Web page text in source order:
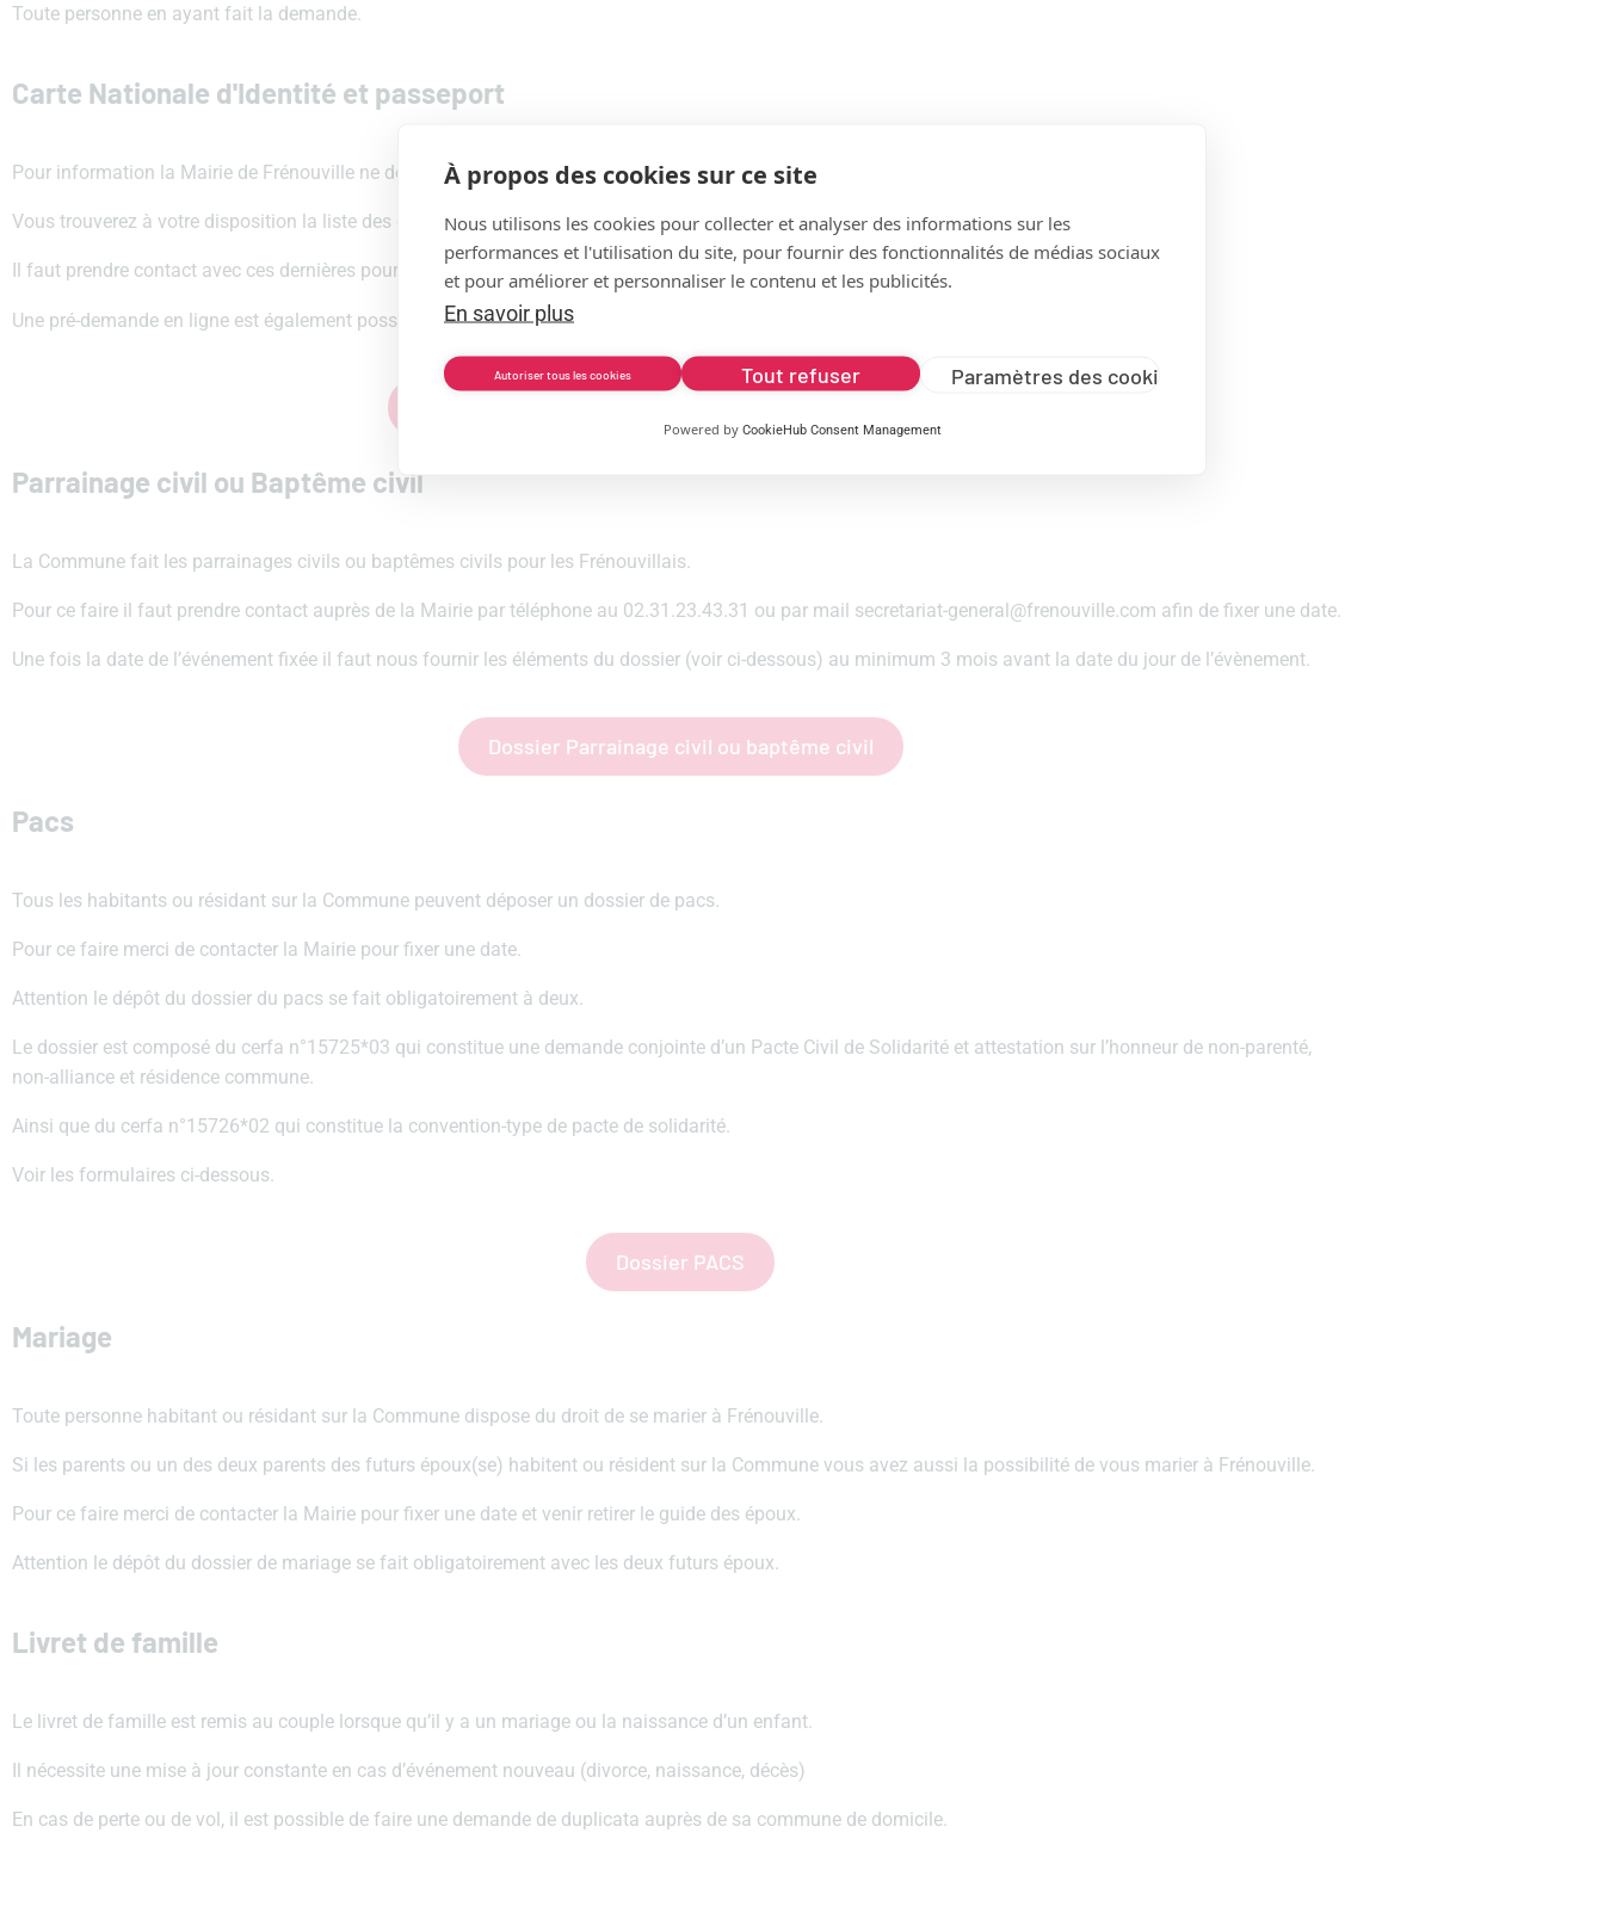
Toute personne en ayant fait la demande.
Carte Nationale d'Identité et passeport
Pour information la Mairie de Frénouville ne délivre pas les cartes nationales d’identité ni les passeports.
Vous trouverez à votre disposition la liste des communes qui les font ainsi que leur numéro de téléphone (voir ci-dessous).
Il faut prendre contact avec ces dernières pour obtenir un rendez-vous.
Une pré-demande en ligne est également possible via le site :https://ants.gouv.fr/
Parrainage civil ou Baptême civil
La Commune fait les parrainages civils ou baptêmes civils pour les Frénouvillais.
Pour ce faire il faut prendre contact auprès de la Mairie par téléphone au 02.31.23.43.31 ou par mail secretariat-general@frenouville.com afin de fixer une date.
Une fois la date de l’événement fixée il faut nous fournir les éléments du dossier (voir ci-dessous) au minimum 3 mois avant la date du jour de l’évènement.
Dossier Parrainage civil ou baptême civil
Pacs
Tous les habitants ou résidant sur la Commune peuvent déposer un dossier de pacs.
Pour ce faire merci de contacter la Mairie pour fixer une date.
Attention le dépôt du dossier du pacs se fait obligatoirement à deux.
Le dossier est composé du cerfa n°15725*03 qui constitue une demande conjointe d’un Pacte Civil de Solidarité et attestation sur l’honneur de non-parenté,
non-alliance et résidence commune.
Ainsi que du cerfa n°15726*02 qui constitue la convention-type de pacte de solidarité.
Voir les formulaires ci-dessous.
Dossier PACS
Mariage
Toute personne habitant ou résidant sur la Commune dispose du droit de se marier à Frénouville.
Si les parents ou un des deux parents des futurs époux(se) habitent ou résident sur la Commune vous avez aussi la possibilité de vous marier à Frénouville.
Pour ce faire merci de contacter la Mairie pour fixer une date et venir retirer le guide des époux.
Attention le dépôt du dossier de mariage se fait obligatoirement avec les deux futurs époux.
Livret de famille
Le livret de famille est remis au couple lorsque qu’il y a un mariage ou la naissance d’un enfant.
Il nécessite une mise à jour constante en cas d’événement nouveau (divorce, naissance, décès)
En cas de perte ou de vol, il est possible de faire une demande de duplicata auprès de sa commune de domicile.
À propos des cookies sur ce site
Nous utilisons les cookies pour collecter et analyser des informations sur les
performances et l'utilisation du site, pour fournir des fonctionnalités de médias sociaux
et pour améliorer et personnaliser le contenu et les publicités.
En savoir plus
Autoriser tous les cookies Tout refuser Paramètres des cookies
Powered by CookieHub Consent Management